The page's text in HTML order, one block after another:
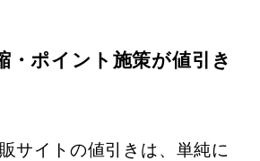
・ポイント施策が値引き
サイトの値引きは、単純に